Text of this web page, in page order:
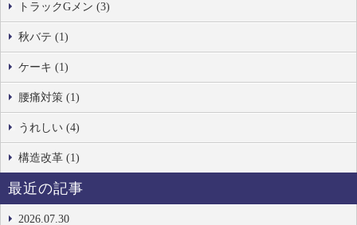
トラックGメン (3)
秋バテ (1)
ケーキ (1)
腰痛対策 (1)
うれしい (4)
構造改革 (1)
最近の記事
2026.07.30